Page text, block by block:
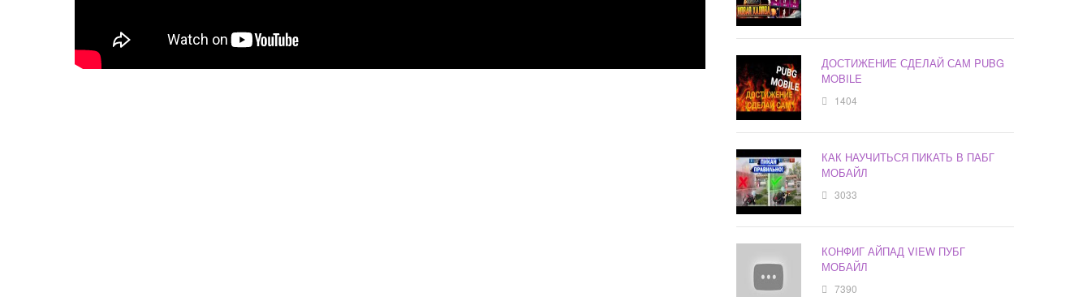
ДОСТИЖЕНИЕ СДЕЛАЙ САМ PUBG
MOBILE
1404
КАК НАУЧИТЬСЯ ПИКАТЬ В ПАБГ
МОБАЙЛ
3033
КОНФИГ АЙПАД VIEW ПУБГ
МОБАЙЛ
7390